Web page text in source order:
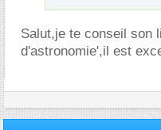
Salut,je te conseil son
d'astronomie',il est